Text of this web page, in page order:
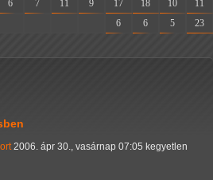
6 7 11 9 17 18 10
11
6 6 5 23
2006. ápr 30., vasárnap 07:05 kegyetlen